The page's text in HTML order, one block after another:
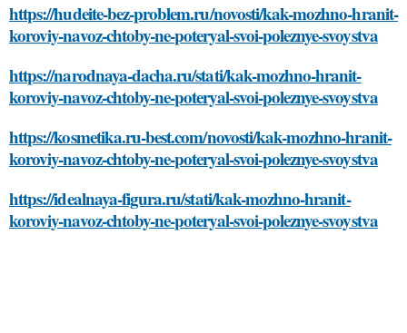
https://hudeite-bez-problem.ru/novosti/kak-mozhno-hranit-
koroviy-navoz-chtoby-ne-poteryal-svoi-poleznye-svoystva
https://narodnaya-dacha.ru/stati/kak-mozhno-hranit-
koroviy-navoz-chtoby-ne-poteryal-svoi-poleznye-svoystva
https://kosmetika.ru-best.com/novosti/kak-mozhno-hranit-
koroviy-navoz-chtoby-ne-poteryal-svoi-poleznye-svoystva
https://idealnaya-figura.ru/stati/kak-mozhno-hranit-
koroviy-navoz-chtoby-ne-poteryal-svoi-poleznye-svoystva